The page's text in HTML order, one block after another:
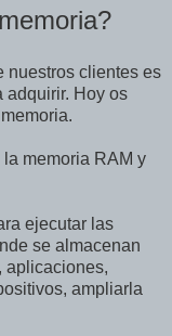
nuestros clientes es
adquirir. Hoy os
memoria RAM y
ejecutar las
se almacenan
aplicaciones,
ampliarla